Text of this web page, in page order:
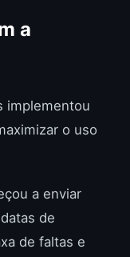
a
implementou
o uso
a enviar
de
de faltas e